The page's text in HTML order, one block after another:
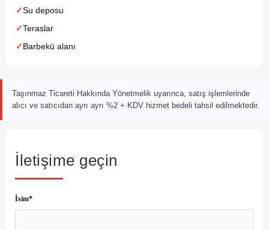
Su deposu
Teraslar
Barbekü alanı
Taşınmaz Ticareti Hakkında Yönetmelik uyarınca, satış işlemlerinde
alıcı ve satıcıdan ayrı ayrı %2 + KDV hizmet bedeli tahsil edilmektedir.
İletişime geçin
İsim*